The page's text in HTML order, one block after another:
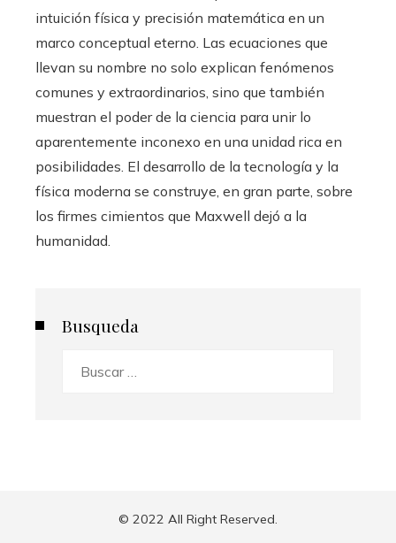
intuición física y precisión matemática en un
marco conceptual eterno. Las ecuaciones que
llevan su nombre no solo explican fenómenos
comunes y extraordinarios, sino que también
muestran el poder de la ciencia para unir lo
aparentemente inconexo en una unidad rica en
posibilidades. El desarrollo de la tecnología y la
física moderna se construye, en gran parte, sobre
los firmes cimientos que Maxwell dejó a la
humanidad.
Busqueda
© 2022 All Right Reserved.